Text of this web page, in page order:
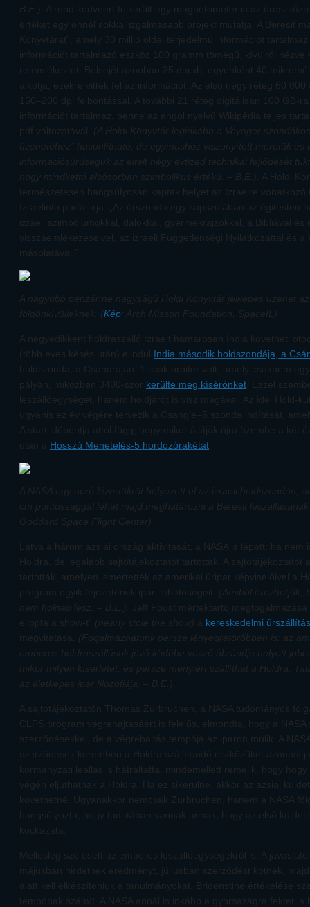
B.E.)
. A rend kedvéért felkerült egy magnetométer is az
értékét egy ennél sokkal izgalmasabb projekt mutatja. A Beresit
Könyvtárat”, amely 30 millió oldal terjedelmű információt
információt tartalmazó eszköz 100 gramm tömegű, kívülről nézve
re emlékeztet. Belsejét azonban 25 darab, egyenként 40
alkotja, ezekre vitték fel az információt. Az első négy réteg 60
150–200 dpi felbontással. A további 21 réteg digitálisan 100 GB-
információt tartalmaz, benne az angol nyelvű Wikipédia teljes
pdf változatával. (A Holdi Könyvtár leginkább a Voyager
üzenetéhez” hasonlítható, de egymáshoz viszonyított méretük és
információsűrűségük az eltelt négy évtized technikai fejlődését
hogy mindkettő elsősorban szimbolikus értékű. – B.E.)
. A Holdi
természetesen hangsúlyosan kaptak helyet az Izraelre vonatkozó
Izraelinfo portál írja: „Az űrszonda egy kapszulában az égitesten
izraeli szimbólumokkal, dalokkal, gyermekrajzokkal, a Bibliával és
visszaemlékezéseivel, az izraeli Függetlenségi Nyilatkozattal és a
másolatával.”
A nagyobb pénzérme nagyságú Holdi Könyvtár jelképes üzenet
földönkívülieknek. (Kép: Arch Misson Foundation, SpaceIL)
A negyedikként holdraszálló Izraelt hamarosan India követheti
(több éves késés után) elindul India második holdszondája, a
holdszonda, a Csándráján–1 csak orbiter volt, amely csaknem
pályán, miközben 3400-szor kerülte meg kísérőnket . Ezzel
leszállóegységet, hanem holdjárót is visz magával. Az idei Hold-
ugyanis ez év végére tervezik a Csang’e–5 szonda indítását,
A start időpontja attól függ, hogy mikor állítják újra üzembe a két
után a Hosszú Menetelés-5 hordozórakétát
A NASA egy apró lézertükröt helyezett el az izraeli holdszondán,
cm pontossággal lehet majd meghatározni a Beresit
Goddard Space Flight Center)
Látva a három ázsiai ország aktivitását, a NASA is lépett: ha
Holdra, de legalább sajtótájékoztatót tartottak. A sajtótájékoztatót
tartották, amelyen ismertették az amerikai űripar képviselőivel a
program egyik fejezetének ipari lehetőségeit. (Amiből érezhetjük,
nem holnap lesz. – B.E.)
. Jeff Foust mértéktartó
ellopta a show-t” (nearly stole the show) a kereskedelmi
megvitatása. (Fogalmazhatunk persze lényegretörőbben is: az
emberes holdraszállások jövő ködébe vesző ábrándja helyett
mikor milyen kísérletet, és persze menyiért szállíthat a Holdra.
az életképes ipar filozófiája. – B.E.)
A sajtótájékoztatón Thomas Zurbruchen, a NASA tudományos
CLPS program végrehajtásáért is felelős, elmondta, hogy a
szerződésekkel, de a végrehajtás tempója az iparon múlik. A
szerződések keretében a Holdra szállítandó eszközöket
kormányzati leállás is hátráltatta, mindemellett remélik, hogy
végén eljuthatnak a Holdra. Ha ez sikerülne, akkor az ázsiai
követhetné. Ugyanakkor nemcsak Zurbruchen, hanem a NASA
hangsúlyozta, hogy tudatában vannak annak, hogy az első
kockázata.
Mellesleg szó esett az emberes leszállóegységekről is. A
májusban hirdetnek eredményt, júliusban szerződést kötnek,
alatt kell elkészíteniük a tanulmányokat. Bridenstine értékelése
tempónak számít. A NASA annál is inkább a gyorsaságra fekteti a